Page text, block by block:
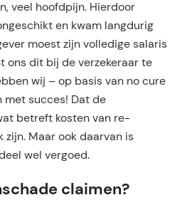
veel hoofdpijn. Hierdoor
en kwam langdurig
moest zijn volledige salaris
ons dit bij de verzekeraar te
wij – op basis van no cure
met succes! Dat de
betreft kosten van re-
Maar ook daarvan is
wel vergoed.
claimen?